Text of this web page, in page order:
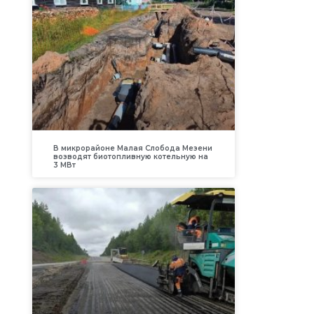
В микрорайоне Малая Слобода Мезени
возводят биотопливную котельную на
3 МВт